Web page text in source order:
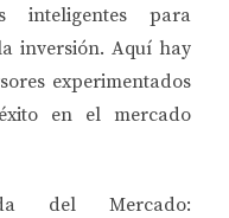
inteligentes para
inversión. Aquí hay
experimentados
en el mercado
del Mercado: